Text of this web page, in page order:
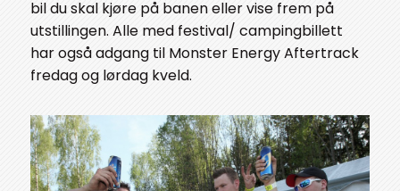
bil du skal kjøre på banen eller vise frem på
utstillingen. Alle med festival/ campingbillett
har også adgang til Monster Energy Aftertrack
fredag og lørdag kveld.